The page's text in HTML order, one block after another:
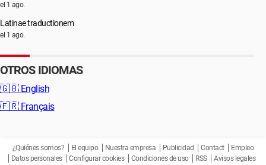
el 1 ago.
Latinae traductionem
el 1 ago.
OTROS IDIOMAS
🇬🇧 English
🇫🇷 Français
¿Quiénes somos? El equipo Nuestra empresa Publicidad Contact
Empleo
Datos personales
Configurar cookies Condiciones de uso RSS Avisos legales